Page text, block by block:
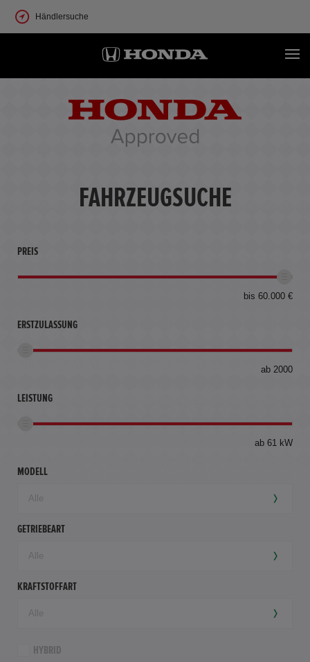
Händlersuche
FAHRZEUGSUCHE
PREIS
bis 60.000 €
ERSTZULASSUNG
ab 2000
LEISTUNG
ab 61 kW
MODELL
GETRIEBEART
KRAFTSTOFFART
HYBRID